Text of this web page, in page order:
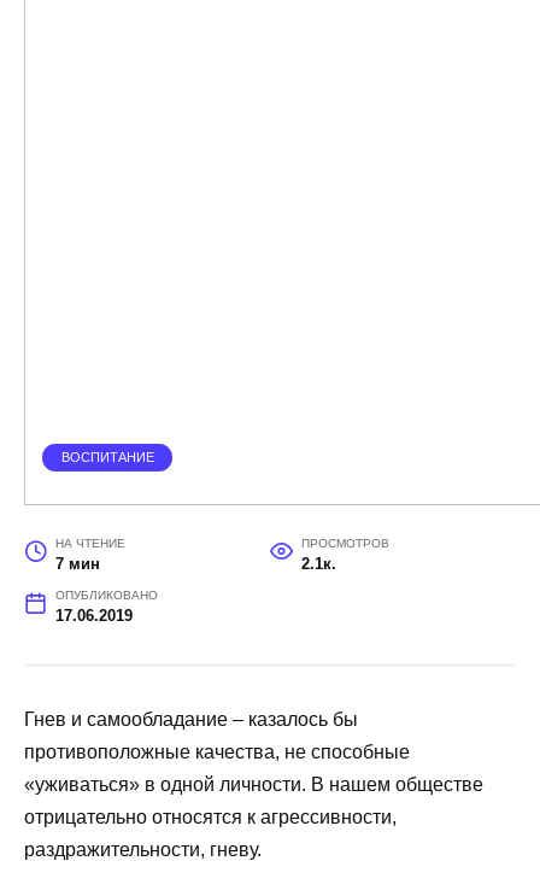
ВОСПИТАНИЕ
НА ЧТЕНИЕ
7 мин
ПРОСМОТРОВ
2.1к.
ОПУБЛИКОВАНО
17.06.2019
Гнев и самообладание – казалось бы
противоположные качества, не способные
«уживаться» в одной личности. В нашем обществе
отрицательно относятся к агрессивности,
раздражительности, гневу.